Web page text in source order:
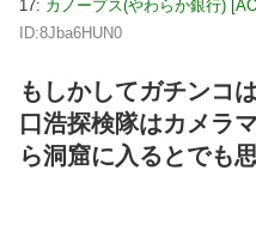
17: カノープス(やわらか銀行)
ID:8Jba6HUN0
もしかしてガチンコ
口浩探検隊はカメラ
ら洞窟に入るとでも